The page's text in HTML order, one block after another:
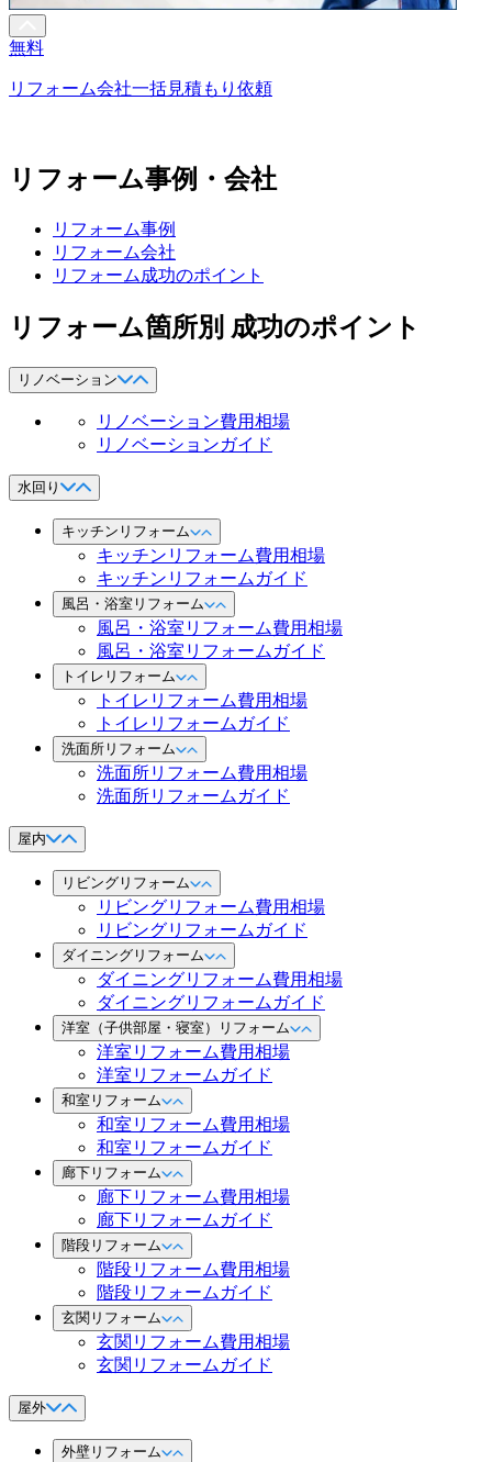
無料
リフォーム会社一括見積もり依頼
リフォーム事例・会社
リフォーム事例
リフォーム会社
リフォーム成功のポイント
リフォーム箇所別 成功のポイント
リノベーション
リノベーション費用相場
リノベーションガイド
水回り
キッチンリフォーム
キッチンリフォーム費用相場
キッチンリフォームガイド
風呂・浴室リフォーム
風呂・浴室リフォーム費用相場
風呂・浴室リフォームガイド
トイレリフォーム
トイレリフォーム費用相場
トイレリフォームガイド
洗面所リフォーム
洗面所リフォーム費用相場
洗面所リフォームガイド
屋内
リビングリフォーム
リビングリフォーム費用相場
リビングリフォームガイド
ダイニングリフォーム
ダイニングリフォーム費用相場
ダイニングリフォームガイド
洋室（子供部屋・寝室）リフォーム
洋室リフォーム費用相場
洋室リフォームガイド
和室リフォーム
和室リフォーム費用相場
和室リフォームガイド
廊下リフォーム
廊下リフォーム費用相場
廊下リフォームガイド
階段リフォーム
階段リフォーム費用相場
階段リフォームガイド
玄関リフォーム
玄関リフォーム費用相場
玄関リフォームガイド
屋外
外壁リフォーム